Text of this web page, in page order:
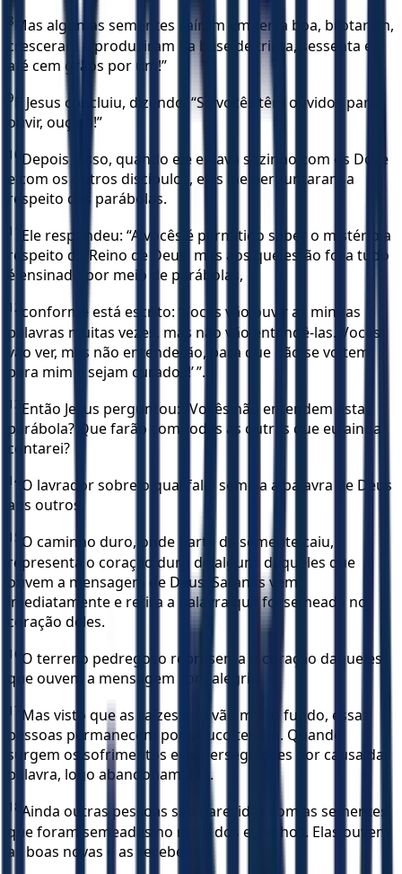
8
Mas algumas sementes caíram em terra boa, brotaram,
cresceram e produziram na base de trinta, sessenta e
até cem grãos por um!”
9
E Jesus concluiu, dizendo: “Se vocês têm ouvidos para
ouvir, ouçam!”
10 Depois disso, quando ele estava sozinho com os Doze
e com os outros discípulos, eles lhe perguntaram a
respeito das parábolas.
11
Ele respondeu: “A vocês é permitido saber o mistério a
respeito do Reino de Deus, mas aos que estão fora tudo
é ensinado por meio de parábolas,
12 conforme está escrito: ‘Vocês vão ouvir as minhas
palavras muitas vezes, mas não vão entendê-las. Vocês
vão ver, mas não entenderão, para que não se voltem
para mim e sejam curados!’ ”.
13 Então Jesus perguntou: “Vocês não entendem esta
parábola? Que farão com todas as outras que eu ainda
contarei?
14 O lavrador sobre o qual falei semeia a palavra de Deus
aos outros.
15 O caminho duro, onde parte da semente caiu,
representa o coração duro de alguns daqueles que
ouvem a mensagem de Deus; Satanás vem
imediatamente e retira a palavra que foi semeada no
coração deles.
16 O terreno pedregoso representa o coração daqueles
que ouvem a mensagem com alegria.
17 Mas visto que as raízes não vão muito fundo, essas
pessoas permanecem por pouco tempo. Quando
surgem os sofrimentos e as perseguições por causa da
palavra, logo abandonam a fé.
18 Ainda outras pessoas são parecidas com as sementes
que foram semeadas no meio dos espinhos. Elas ouvem
as boas novas e as recebem: